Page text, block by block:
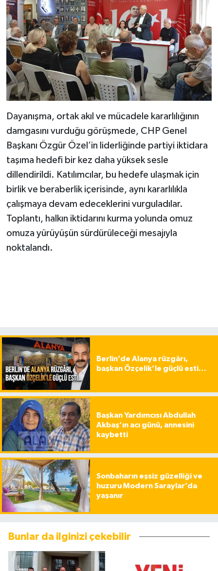
Dayanışma, ortak akıl ve mücadele kararlılığının
damgasını vurduğu görüşmede, CHP Genel
Başkanı Özgür Özel’in liderliğinde partiyi iktidara
taşıma hedefi bir kez daha yüksek sesle
dillendirildi. Katılımcılar, bu hedefe ulaşmak için
birlik ve beraberlik içerisinde, aynı kararlılıkla
çalışmaya devam edeceklerini vurguladılar.
Toplantı, halkın iktidarını kurma yolunda omuz
omuza yürüyüşün sürdürüleceği mesajıyla
noktalandı.
Berlin’de Alanya rüzgârı,
başkan Özçelik’le güçlü esti…
Başkan Yardımcısı Abdullah
Akbaş’ın acı günü, annesini
kaybetti
Sonbaharın eşsiz güzelliği ve
huzuru Modern Saraylar’da
yaşanır
Bunlar da ilginizi çekebilir